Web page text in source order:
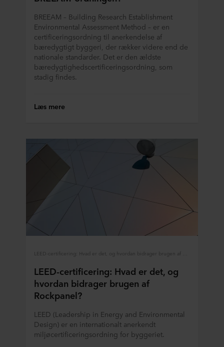
"Om" og om vores behandling af personoplysninger i
Privatlivspolitik, herunder hvilken specifik
ROCKWOOL-virksomhed, der er dataansvarlig for dine
personoplysninger.
BREEAM – Building Research Establishment
Environmental Assessment Method – er en
certificeringsordning til anerkendelse af
bæredygtigt byggeri, der rækker videre end de
nationale standarder. Det er den ældste
bæredygtighedscertificeringsordning, som
stadig findes.
Læs mere
LEED-certificering: Hvad er det, og
hvordan bidrager brugen af
Rockpanel?
LEED (Leadership in Energy and Environmental
Design) er en internationalt anerkendt
miljøcertificeringsordning for byggeriet.